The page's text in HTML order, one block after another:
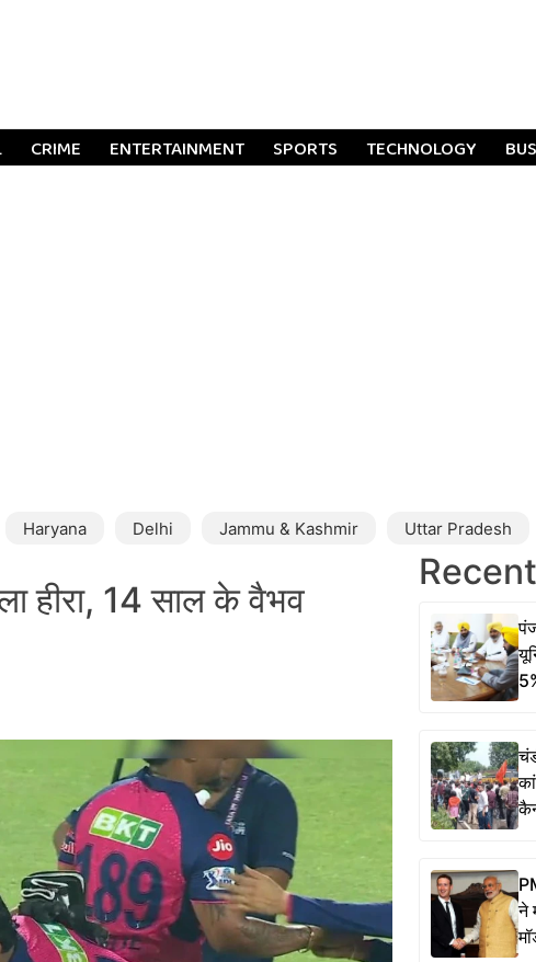
CRIME ENTERTAINMENT SPORTS TECHNOLOGY
Haryana Delhi Jammu & Kashmir Uttar Pradesh
हीरा, 14 साल के वैभव
ने